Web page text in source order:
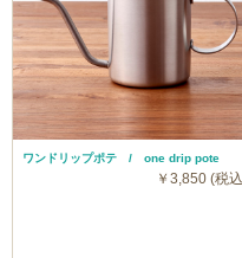
ワンドリップポテ / one drip pote
￥3,850 (税